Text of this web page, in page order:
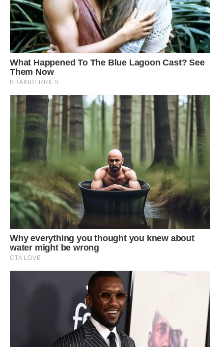
вивалюватися з плетінки.
Візьміть овоч з найдовшим і міцним бадиллям і прив’яжіть
до неї шнур або шпагат. Після цього у вас повинно вийти
3 кінчика: один — від цибульного пера, два — від шпагату.
Ну а далі все просто: починайте плести звичайну дівочу
косу. При кожному кроці вплітайте в неї по одній цибулині.
Коли у вас залишиться всього 10 см мотузки, припиніть
роботу і зав’яжіть міцну петлю.
Всі цибульні головки повинні бути приблизно одного
Щоб цибуля зберігалася якомога довше, їй потрібні певні
умови. Оптимальна температура для зберігання близько
0°C, а вологість — 70-80%. У приміщенні з низьким рівнем
вологості цибуля почне швидко сохнути, а при
підвищеному — гнити.